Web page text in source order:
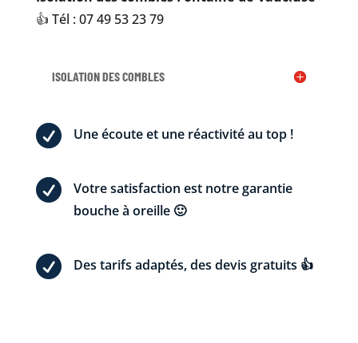
👍 Tél : 07 49 53 23 79
ISOLATION DES COMBLES
 Une écoute et une réactivité au top !

Votre satisfaction est notre garantie
bouche à oreille 🙂
 Des tarifs adaptés, des devis gratuits 👍